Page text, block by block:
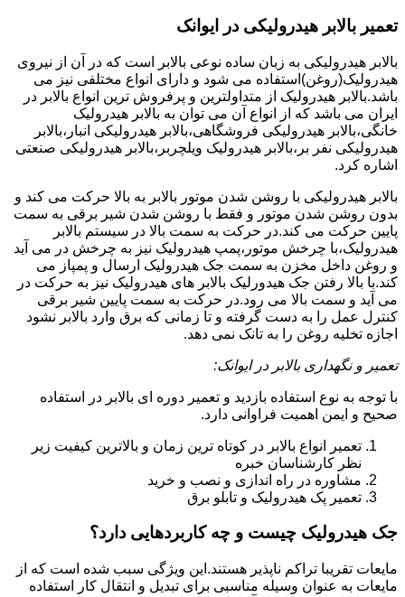
تعمیر بالابر هیدرولیکی در ایوانک
بالابر هیدرولیکی به زبان ساده نوعی بالابر است که در آن از نیروی
هیدرولیک(روغن)استفاده می شود و دارای انواع مختلفی نیز می
باشد.بالابر هیدرولیک از متداولترین و پرفروش ترین انواع بالابر در
ایران می باشد که از انواع آن می توان به بالابر هیدرولیک
خانگی،بالابر هیدرولیکی فروشگاهی،بالابر هیدرولیکی انبار،بالابر
هیدرولیکی نفر بر،بالابر هیدرولیک ویلچربر،بالابر هیدرولیکی صنعتی
اشاره کرد.
بالابر هیدرولیکی با روشن شدن موتور بالابر به بالا حرکت می کند و
بدون روشن شدن موتور و فقط با روشن شدن شیر برقی به سمت
پایین حرکت می کند.در حرکت به سمت بالا در سیستم بالابر
هیدرولیک،با چرخش موتور،پمپ هیدرولیک نیز به چرخش در می آید
و روغن داخل مخزن به سمت جک هیدرولیک ارسال و پمپاز می
کند.با بالا رفتن جک هیدورلیک بالابر های هیدرولیک نیز به حرکت در
می آید و سمت بالا می رود.در حرکت به سمت پایین شیر برقی
کنترل عمل را به دست گرفته و تا زمانی که برق وارد بالابر نشود
اجازه تخلیه روغن را به تانک نمی دهد.
تعمیر و نگهداری بالابر در ایوانک:
با توجه به نوع استفاده بازدید و تعمیر دوره ای بالابر در استفاده
صحیح و ایمن اهمیت فراوانی دارد.
تعمیر انواع بالابر در کوتاه ترین زمان و بالاترین کیفیت زیر
نظر کارشناسان خبره
مشاوره در راه اندازی و نصب و خرید
تعمیر پک هیدرولیک و تابلو برق
جک هیدرولیک چیست و چه کاربردهایی دارد؟
مایعات تقریبا تراکم ناپذیر هستند.این ویژگی سبب شده است که از
مایعات به عنوان وسیله مناسبی برای تبدیل و انتقال کار استفاده